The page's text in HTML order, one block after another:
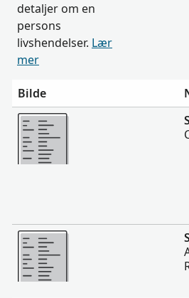
detaljer om en
persons
livshendelser. Lær
mer
Bilde
Flere
Flere